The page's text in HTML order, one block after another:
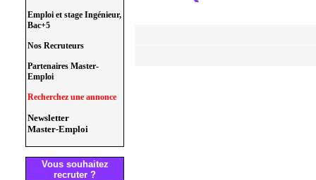
Emploi et stage Ingénieur,
Bac+5
Nos Recruteurs
Partenaires Master-
Emploi
Recherchez une annonce
Newsletter
Master-Emploi
Vous souhaitez
recruter ?